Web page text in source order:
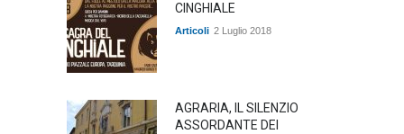
CINGHIALE
Articoli 2 Luglio 2018
AGRARIA, IL SILENZIO
ASSORDANTE DEI